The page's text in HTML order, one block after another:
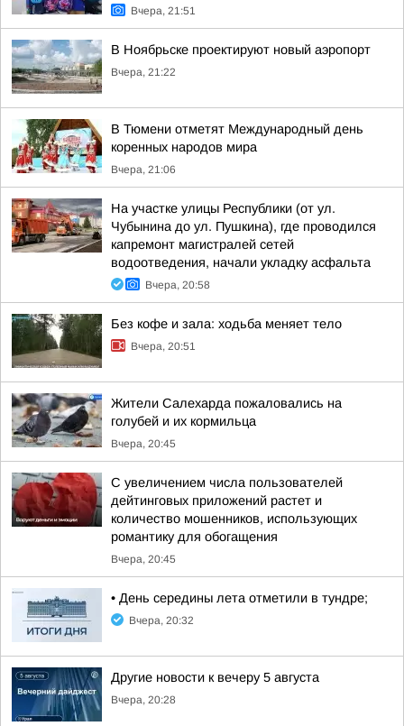
Вчера, 21:51
В Ноябрьске проектируют новый аэропорт
Вчера, 21:22
В Тюмени отметят Международный день
коренных народов мира
Вчера, 21:06
На участке улицы Республики (от ул.
Чубынина до ул. Пушкина), где проводился
капремонт магистралей сетей
водоотведения, начали укладку асфальта
Вчера, 20:58
Без кофе и зала: ходьба меняет тело
Вчера, 20:51
Жители Салехарда пожаловались на
голубей и их кормильца
Вчера, 20:45
С увеличением числа пользователей
дейтинговых приложений растет и
количество мошенников, использующих
романтику для обогащения
Вчера, 20:45
• День середины лета отметили в тундре;
Вчера, 20:32
Другие новости к вечеру 5 августа
Вчера, 20:28